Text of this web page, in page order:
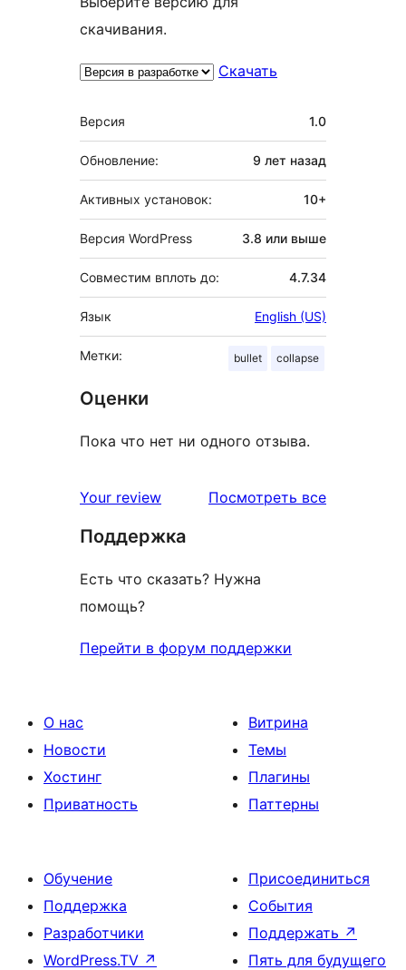
скачивания.
Скачать
Мета
Версия 1.0
Обновление: 9 лет назад
Активных установок: 10+
Версия WordPress 3.8 или выше
Совместим вплоть до: 4.7.34
Язык English (US)
Метки: bullet collapse
Оценки
Пока что нет ни одного отзыва.
Your review Посмотреть всеотзывы
Поддержка
Есть что сказать? Нужна
помощь?
Перейти в форум поддержки
О нас
Новости
Хостинг
Приватность
Витрина
Темы
Плагины
Паттерны
Обучение
Поддержка
Разработчики
WordPress.TV ↗
Присоединиться
События
Поддержать ↗
Пять для будущего